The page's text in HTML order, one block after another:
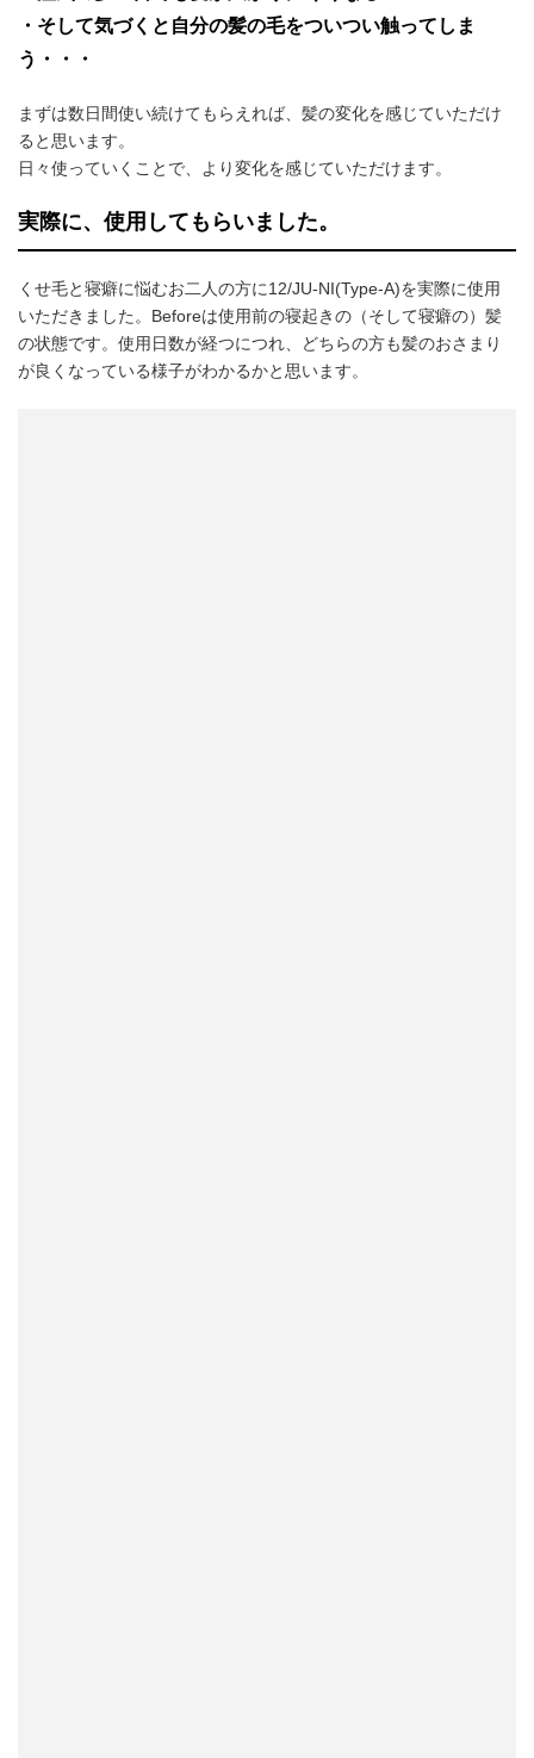
・そして気づくと自分の髪の毛をついつい触ってしま
う・・・
まずは数日間使い続けてもらえれば、髪の変化を感じていただけ
ると思います。
日々使っていくことで、より変化を感じていただけます。
実際に、使用してもらいました。
くせ毛と寝癖に悩むお二人の方に12/JU-NI(Type-A)を実際に使用
いただきました。Beforeは使用前の寝起きの（そして寝癖の）髪
の状態です。使用日数が経つにつれ、どちらの方も髪のおさまり
が良くなっている様子がわかるかと思います。